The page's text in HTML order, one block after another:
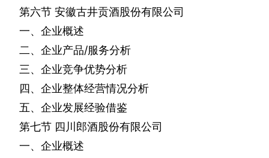
第六节 安徽古井贡酒股份有限公司
一、企业概述
二、企业产品/服务分析
三、企业竞争优势分析
四、企业整体经营情况分析
五、企业发展经验借鉴
第七节 四川郎酒股份有限公司
一、企业概述